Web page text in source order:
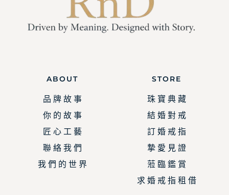
ABOUT
品 牌 故 事
你 的 故 事
匠 心 工 藝
聯 絡 我 們
我 們 的 世 界
STORE
珠 寶 典 藏
結 婚 對 戒
訂 婚 戒 指
摯 愛 見 證
蒞 臨 鑑 賞
求 婚 戒 指 租 借